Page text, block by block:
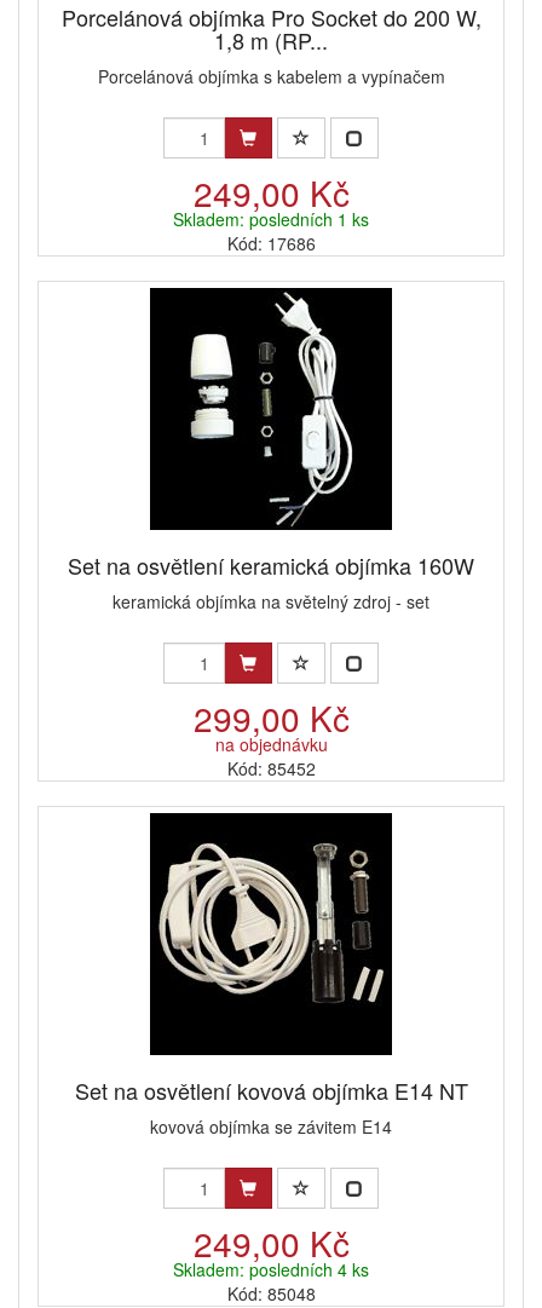
Porcelánová objímka Pro Socket do 200 W,
1,8 m (RP...
Porcelánová objímka s kabelem a vypínačem
249,00 Kč
Skladem: posledních 1 ks
Kód: 17686
Set na osvětlení keramická objímka 160W
keramická objímka na světelný zdroj - set
299,00 Kč
na objednávku
Kód: 85452
Set na osvětlení kovová objímka E14 NT
kovová objímka se závitem E14
249,00 Kč
Skladem: posledních 4 ks
Kód: 85048